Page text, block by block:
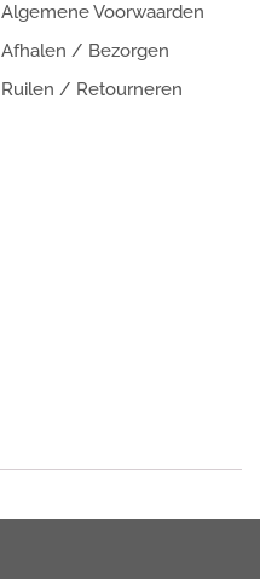
Algemene Voorwaarden
Afhalen / Bezorgen
Ruilen / Retourneren